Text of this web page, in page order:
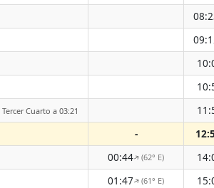
Tercer Cuarto a 03:21
-
00:44↑(62° E)
01:47↑(61° E)